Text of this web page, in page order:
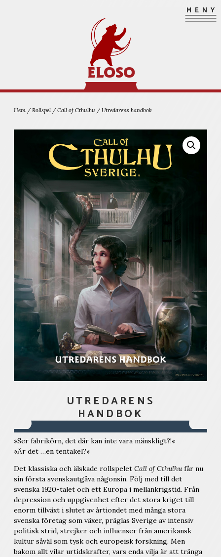
ELOSO
MENY
Hem / Rollspel /Call of Cthulhu / Utredarens handbok
UTREDARENS
HANDBOK
»Ser fabrikörn, det där kan inte vara mänskligt?!«
»Är det …en tentakel?«
Det klassiska och älskade rollspelet Call of Cthulhufår nu
sin första svenskautgåva någonsin. Följ med till det
svenska 1920-talet och ett Europa i mellankrigstid. Från
depression och uppgivenhet efter det stora kriget till
enorm tillväxt i slutet av årtiondet med många stora
svenska företag som växer, präglas Sverige av intensiv
politisk strid, strejker och influenser från amerikansk
kultur såväl som tysk och europeisk forskning. Men
bakom allt vilar urtidskrafter, vars enda vilja är att tränga